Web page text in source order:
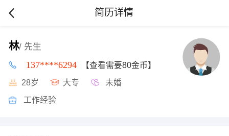
简历详情
林/ 先生
137****6294 【查看需要80金币】
28岁 大专 未婚
工作经验